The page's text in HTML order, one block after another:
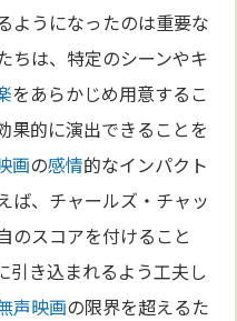
ようになったのは重要な
ちは、特定のシーンやキ
をあらかじめ用意するこ
果的に演出できることを
画の感情的なインパクト
ば、チャールズ・チャッ
のスコアを付けること
引き込まれるよう工夫し
声映画の限界を超えるた